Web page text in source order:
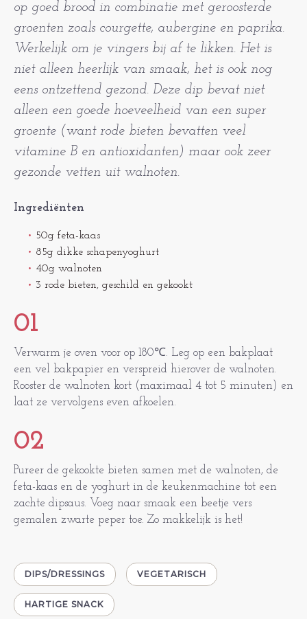
op goed brood in combinatie met geroosterde
groenten zoals courgette, aubergine en paprika.
Werkelijk om je vingers bij af te likken. Het is
niet alleen heerlijk van smaak, het is ook nog
eens ontzettend gezond. Deze dip bevat niet
alleen een goede hoeveelheid van een super
groente (want rode bieten bevatten veel
vitamine B en antioxidanten) maar ook zeer
gezonde vetten uit walnoten.
Ingrediënten
50g feta-kaas
85g dikke schapenyoghurt
40g walnoten
3 rode bieten, geschild en gekookt
01
Verwarm je oven voor op 180℃. Leg op een bakplaat
een vel bakpapier en verspreid hierover de walnoten.
Rooster de walnoten kort (maximaal 4 tot 5 minuten) en
laat ze vervolgens even afkoelen.
02
Pureer de gekookte bieten samen met de walnoten, de
feta-kaas en de yoghurt in de keukenmachine tot een
zachte dipsaus. Voeg naar smaak een beetje vers
gemalen zwarte peper toe. Zo makkelijk is het!
DIPS/DRESSINGS VEGETARISCH
HARTIGE SNACK